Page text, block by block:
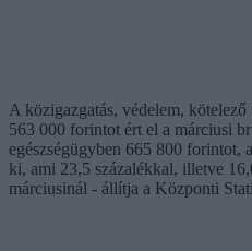
A közigazgatás, védelem,
563 000 forintot ért el a márciusi
egészségügyben 665 800 forintot,
ki, ami 23,5 százalékkal, illetve
márciusinál - állítja a Központi